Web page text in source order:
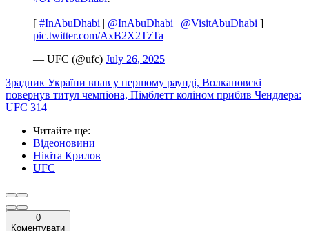
[ #InAbuDhabi | @InAbuDhabi | @VisitAbuDhabi ]
pic.twitter.com/AxB2X2TzTa
— UFC (@ufc) July 26, 2025
Зрадник України впав у першому раунді, Волкановскі
повернув титул чемпіона, Пімблетт коліном прибив Чендлера:
UFC 314
Читайте ще:
Відеоновини
Нікіта Крилов
UFC
0
Коментувати